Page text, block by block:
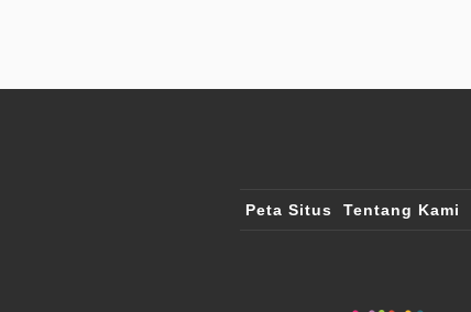
Peta Situs Tentang Kami